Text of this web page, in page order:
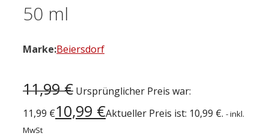
50 ml
Marke:Beiersdorf
11,99€ Ursprünglicher Preis war:
11,99 €10,99 €Aktueller Preis ist: 10,99 €. - inkl.
MwSt